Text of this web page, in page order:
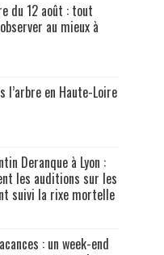
du 12 août : tout
au mieux à
l’arbre en Haute-Loire
Deranque à Lyon :
les auditions sur les
suivi la rixe mortelle
: un week-end